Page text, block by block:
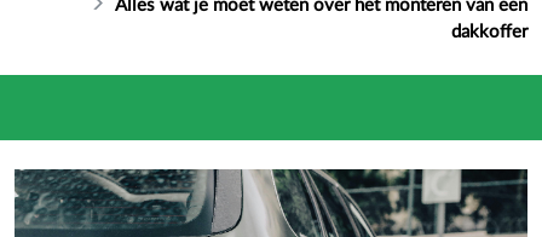
Alles wat je moet weten over het monteren van een
dakkoffer